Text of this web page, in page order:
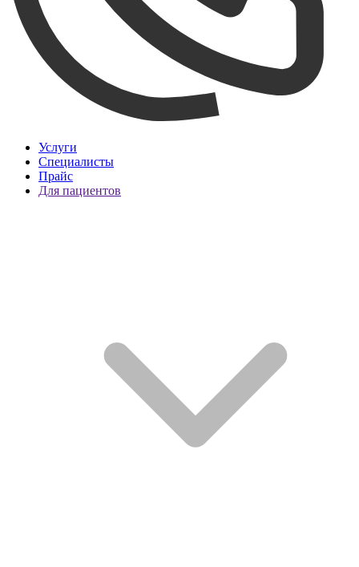
Услуги
Специалисты
Прайс
Для пациентов